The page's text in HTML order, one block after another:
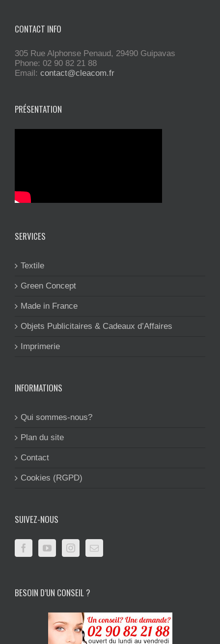
CONTACT INFO
305 Rue Alphonse Penaud, 29490 Guipavas
Phone: 02 90 82 21 88
Email: contact@cleacom.fr
PRÉSENTATION
SERVICES
Textile
Green Concept
Made in France
Objets Publicitaires & Cadeaux d’Affaires
Imprimerie
INFORMATIONS
Qui sommes-nous?
Plan du site
Contact
Cookies (RGPD)
SUIVEZ-NOUS
BESOIN D’UN CONSEIL ?